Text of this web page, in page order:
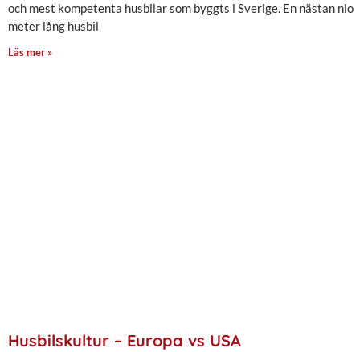
och mest kompetenta husbilar som byggts i Sverige. En nästan nio
meter lång husbil
Läs mer »
Husbilskultur – Europa vs USA